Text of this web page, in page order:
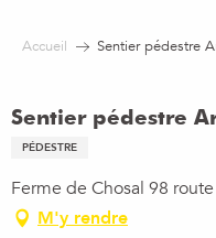
Accueil Sentier pédestre
Sentier pédestre
PÉDESTRE
Ferme de Chosal 98
M'y rendre